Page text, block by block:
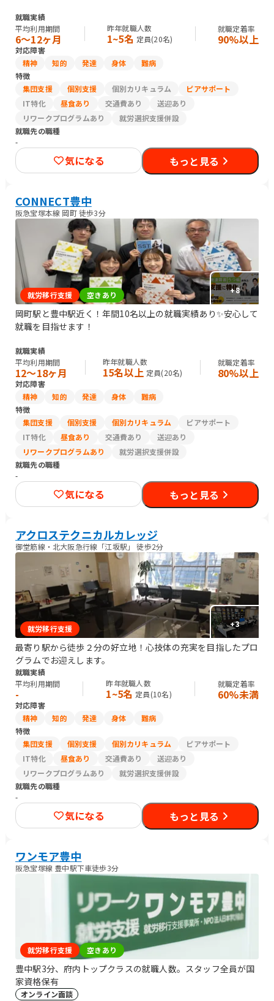
就職実績
平均利用期間
6〜12ヶ月
昨年就職人数
1~5名 定員(20名)
就職定着率
90%以上
対応障害
精神
知的 発達 身体
難病
特徴
集団支援
個別支援 個別カリキュラム
ピアサポート
IT特化
昼食あり 交通費あり
送迎あり
リワークプログラムあり
就労選択支援併設
就職先の職種
-
気になる もっと見る
CONNECT豊中
阪急宝塚本線 岡町 徒歩3分
+8
就労移行支援 空きあり
岡町駅と豊中駅近く！年間10名以上の就職実績あり✨安心して
就職を目指せます！
就職実績
平均利用期間
12〜18ヶ月
昨年就職人数
15名以上 定員(20名)
就職定着率
80%以上
対応障害
精神
知的 発達 身体
難病
特徴
集団支援
個別支援 個別カリキュラム
ピアサポート
IT特化
昼食あり 交通費あり
送迎あり
リワークプログラムあり
就労選択支援併設
就職先の職種
-
気になる もっと見る
アクロステクニカルカレッジ
御堂筋線・北大阪急行線「江坂駅」 徒歩2分
+3
就労移行支援
最寄り駅から徒歩２分の好立地！心技体の充実を目指したプロ
グラムでお迎えします。
就職実績
平均利用期間
-
昨年就職人数
1~5名 定員(10名)
就職定着率
60%未満
対応障害
精神
知的 発達 身体
難病
特徴
集団支援
個別支援 個別カリキュラム
ピアサポート
IT特化
昼食あり 交通費あり
送迎あり
リワークプログラムあり
就労選択支援併設
就職先の職種
-
気になる もっと見る
ワンモア豊中
阪急宝塚線 豊中駅下車徒歩3分
就労移行支援 空きあり
豊中駅3分、府内トップクラスの就職人数。スタッフ全員が国
家資格保有
オンライン面談